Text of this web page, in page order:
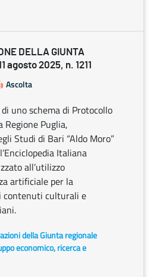
DELLA GIUNTA
agosto 2025, n. 1211
Ascolta
uno schema di Protocollo
Puglia,
Studi di Bari “Aldo Moro”
Italiana
all’utilizzo
artificiale per la
contenuti culturali e
della Giunta regionale
economico, ricerca e